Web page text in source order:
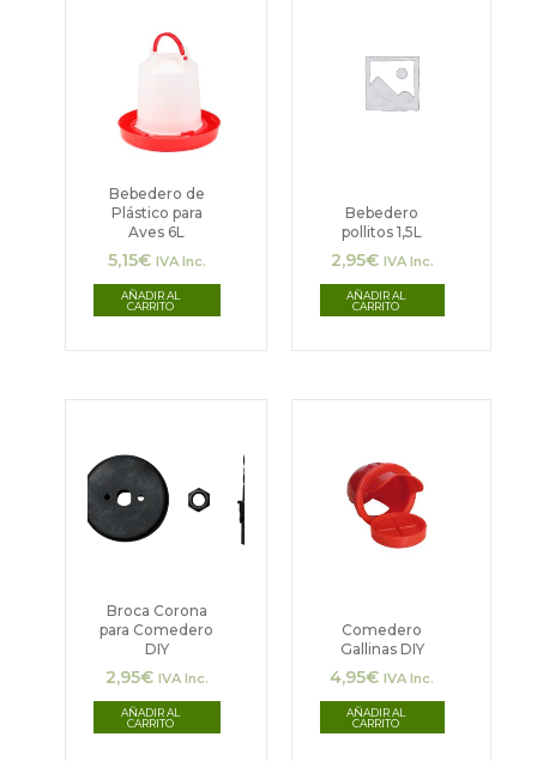
Bebedero de
Plástico para
Aves 6L
5,15€ IVA Inc.
AÑADIR AL
CARRITO
Bebedero
pollitos 1,5L
2,95€ IVA Inc.
AÑADIR AL
CARRITO
Broca Corona
para Comedero
DIY
2,95€ IVA Inc.
AÑADIR AL
CARRITO
Comedero
Gallinas DIY
4,95€ IVA Inc.
AÑADIR AL
CARRITO